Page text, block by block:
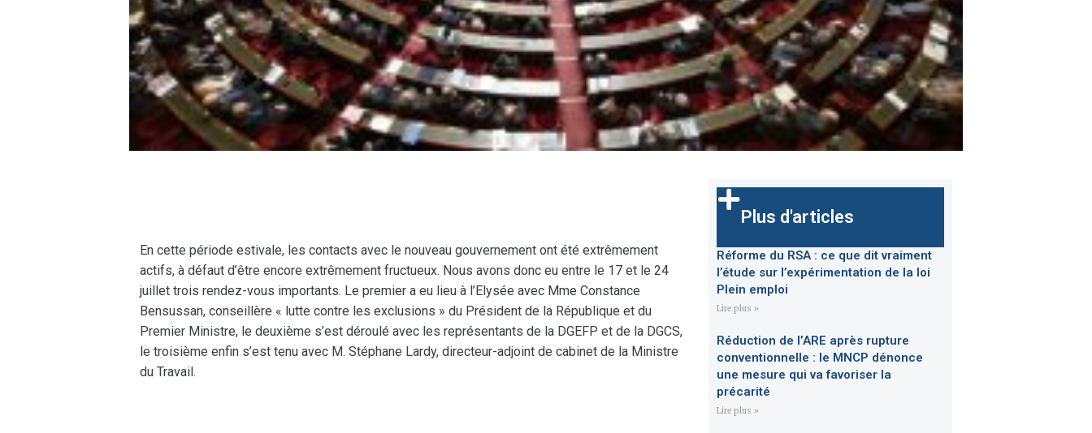
En cette période estivale, les contacts avec le nouveau gouvernement ont été extrêmement
actifs, à défaut d’être encore extrêmement fructueux. Nous avons donc eu entre le 17 et le 24
juillet trois rendez-vous importants. Le premier a eu lieu à l’Elysée avec Mme Constance
Bensussan, conseillère « lutte contre les exclusions » du Président de la République et du
Premier Ministre, le deuxième s’est déroulé avec les représentants de la DGEFP et de la DGCS,
le troisième enfin s’est tenu avec M. Stéphane Lardy, directeur-adjoint de cabinet de la Ministre
du Travail.
Plus d'articles
Réforme du RSA : ce que dit vraiment
l’étude sur l’expérimentation de la loi
Plein emploi
Lire plus »
Réduction de l’ARE après rupture
conventionnelle : le MNCP dénonce
une mesure qui va favoriser la
précarité
Lire plus »